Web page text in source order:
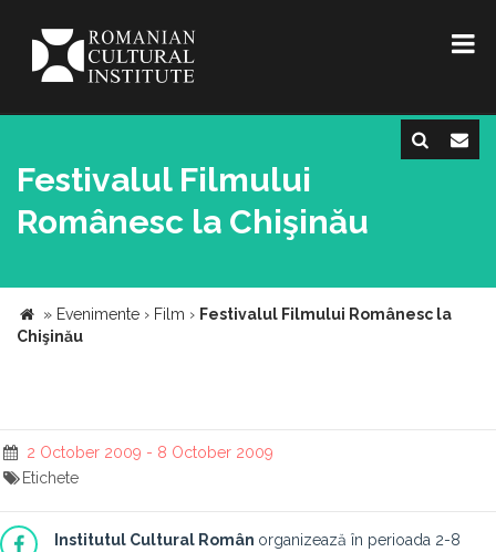
Festivalul Filmului
Românesc la Chişinău
» Evenimente › Film › Festivalul Filmului Românesc la
Chişinău
2 October 2009 - 8 October 2009
Etichete
Institutul Cultural Român organizează în perioada 2-8